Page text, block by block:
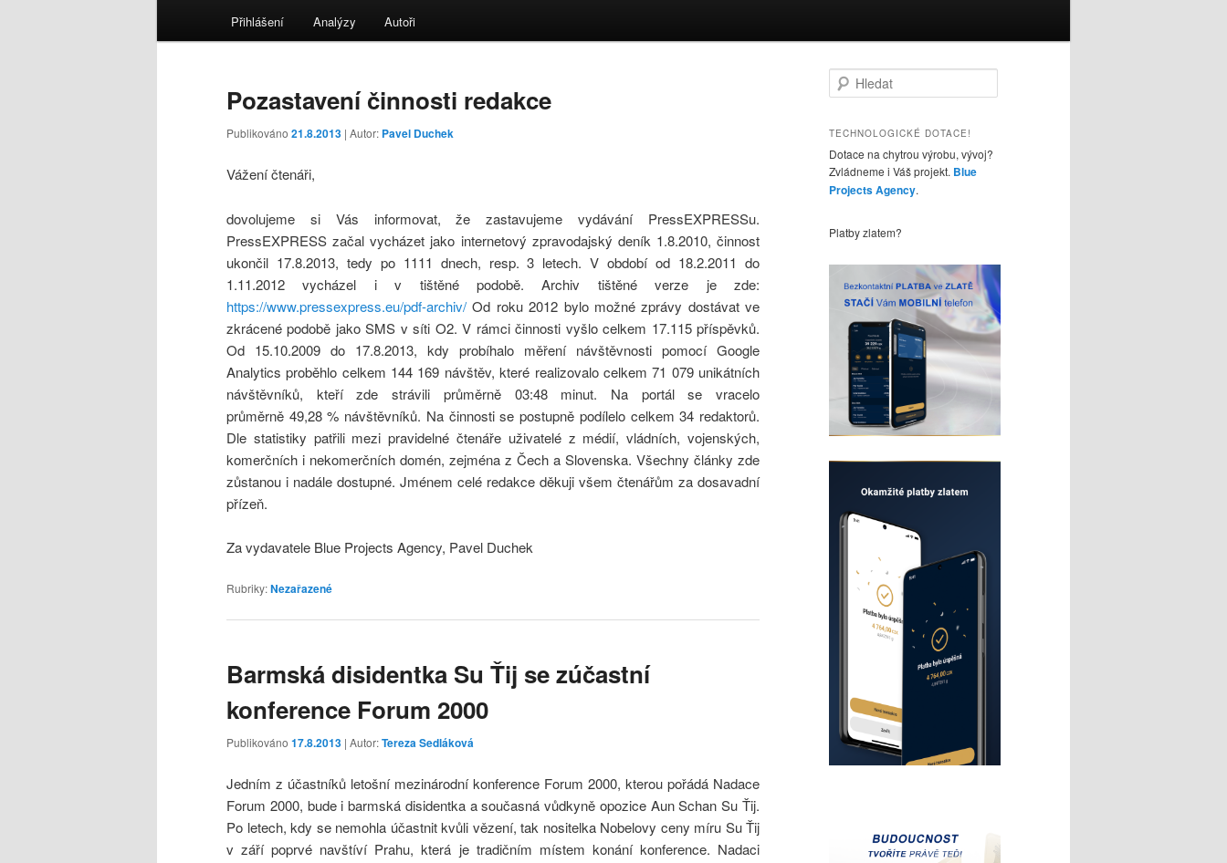
Přihlášení Analýzy Autoři
Pozastavení činnosti redakce
Publikováno 21.8.2013 | Autor: Pavel Duchek
Vážení čtenáři,
dovolujeme si Vás informovat, že zastavujeme vydávání PressEXPRESSu.
PressEXPRESS začal vycházet jako internetový zpravodajský deník 1.8.2010, činnost
ukončil 17.8.2013, tedy po 1111 dnech, resp. 3 letech. V období od 18.2.2011 do
1.11.2012 vycházel i v tištěné podobě. Archiv tištěné verze je zde:
https://www.pressexpress.eu/pdf-archiv/ Od roku 2012 bylo možné zprávy dostávat ve
zkrácené podobě jako SMS v síti O2. V rámci činnosti vyšlo celkem 17.115 příspěvků.
Od 15.10.2009 do 17.8.2013, kdy probíhalo měření návštěvnosti pomocí Google
Analytics proběhlo celkem 144 169 návštěv, které realizovalo celkem 71 079 unikátních
návštěvníků, kteří zde strávili průměrně 03:48 minut. Na portál se vracelo
průměrně 49,28 % návštěvníků. Na činnosti se postupně podílelo celkem 34 redaktorů.
Dle statistiky patřili mezi pravidelné čtenáře uživatelé z médií, vládních, vojenských,
komerčních i nekomerčních domén, zejména z Čech a Slovenska. Všechny články zde
zůstanou i nadále dostupné. Jménem celé redakce děkuji všem čtenářům za dosavadní
přízeň.
Za vydavatele Blue Projects Agency, Pavel Duchek
Rubriky:Nezařazené
Barmská disidentka Su Ťij se zúčastní
konference Forum 2000
Publikováno 17.8.2013 | Autor:Tereza Sedláková
Jedním z účastníků letošní mezinárodní konference Forum 2000, kterou pořádá Nadace
Forum 2000, bude i barmská disidentka a současná vůdkyně opozice Aun Schan Su Ťij.
Po letech, kdy se nemohla účastnit kvůli vězení, tak nositelka Nobelovy ceny míru Su Ťij
v září poprvé navštíví Prahu, která je tradičním místem konání konference. Nadaci
l
d
t
TECHNOLOGICKÉ DOTACE!
Dotace na chytrou výrobu, vývoj?
Zvládneme i Váš projekt. Blue
Projects Agency.
Platby zlatem?